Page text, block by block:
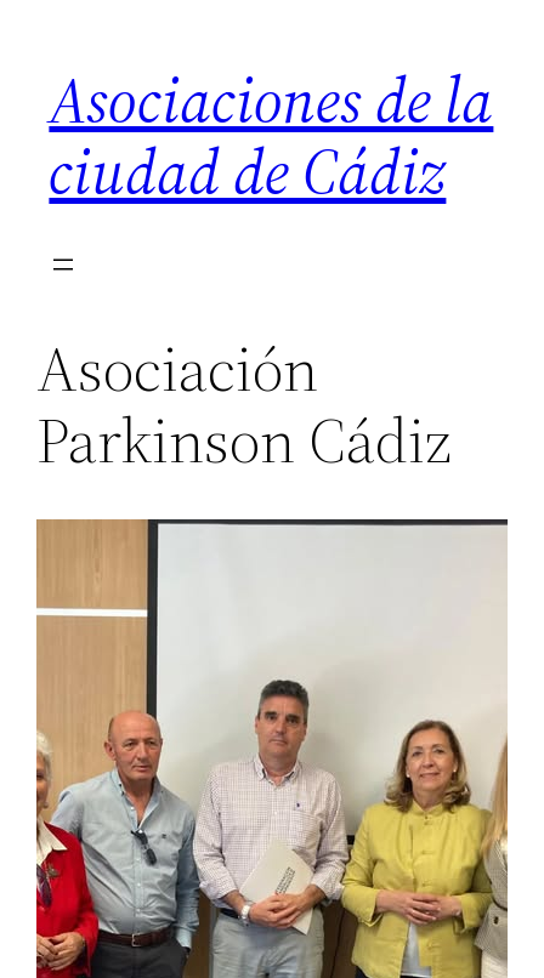
contenido
Asociaciones de la
ciudad de Cádiz
Asociación
Parkinson Cádiz